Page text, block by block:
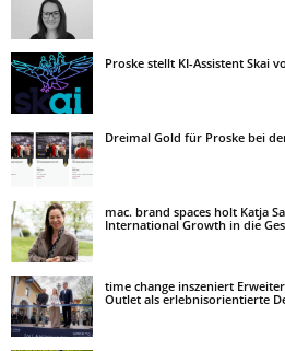
Proske stellt KI-Assistent Skai
Dreimal Gold für Proske bei
mac. brand spaces holt Katja
International Growth in die
time change inszeniert
Outlet als erlebnisorientierte